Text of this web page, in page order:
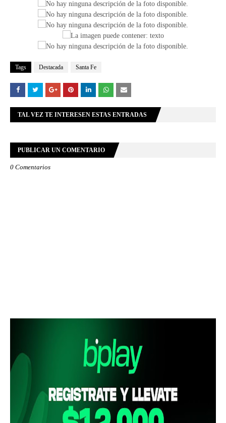
Tags Destacada Santa Fe
TAL VEZ TE INTERESEN ESTAS ENTRADAS
PUBLICAR UN COMENTARIO
0 Comentarios